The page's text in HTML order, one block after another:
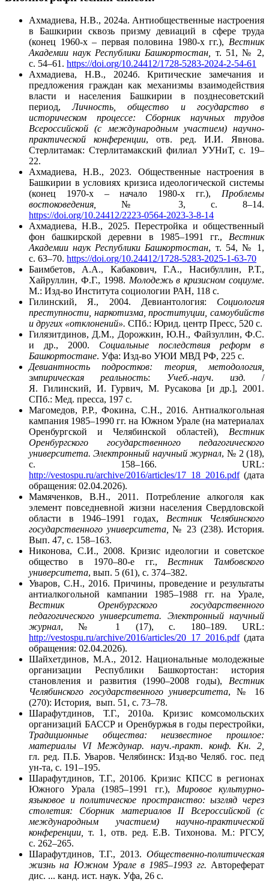
Ахмадиева, Н.В., 2024а. Антиобщественные настроения
в Башкирии сквозь призму девиаций в сфере труда
(конец 1960-х – первая половина 1980-х гг.), Вестник
Академии наук Республики Башкортостан, т. 51, № 2,
с. 54–61. https://doi.org/10.24412/1728-5283-2024-2-54-61
Ахмадиева, Н.В., 2024б. Критические замечания и
предложения граждан как механизмы взаимодействия
власти и населения Башкирии в позднесоветский
период,Личность, общество и государство в
историческом процессе: Сборник научных трудов
Всероссийской (с международным участием) научно-
практической конференции, отв. ред. И.И. Явнова.
Стерлитамак: Стерлитамакский филиал УУНиТ, с. 19–
22.
Ахмадиева, Н.В., 2023. Общественные настроения в
Башкирии в условиях кризиса идеологической системы
(конец 1970-х – начало 1980-х гг.), Проблемы
востоковедения, № 3, с. 8–14.
https://doi.org/10.24412/2223-0564-2023-3-8-14
Ахмадиева, Н.В., 2025. Перестройка и общественный
фон башкирской деревни в 1985–1991 гг., Вестник
Академии наук Республики Башкортостан, т. 54, № 1,
с. 63–70. https://doi.org/10.24412/1728-5283-2025-1-63-70
Баимбетов, А.А., Кабакович, Г.А., Насибуллин, Р.Т.,
Хайруллин, Ф.Г., 1998. Молодежь в кризисном социуме.
М.: Изд-во Института социологии РАН, 118 с.
Гилинский, Я., 2004. Девиантология: Социология
преступности, наркотизма, проституции, самоубийств
и других «отклонений». СПб.: Юрид. центр Пресс, 520 с.
Гилязитдинов, Д.М., Дорожкин, Ю.Н., Файзуллин, Ф.С.
и др., 2000. Социальные последствия реформ в
Башкортостане. Уфа: Изд-во УЮИ МВД РФ, 225 с.
Девиантность подростков: теория, методология,
эмпирическая реальность: Учеб.-науч. изд. /
Я. Гилинский, И. Гурвич, М. Русакова [и др.], 2001.
СПб.: Мед. пресса, 197 с.
Магомедов, Р.Р., Фокина, С.Н., 2016. Антиалкогольная
кампания 1985–1990 гг. на Южном Урале (на материалах
Оренбургской и Челябинской областей), Вестник
Оренбургского государственного педагогического
университета. Электронный научный журнал, № 2 (18),
с. 158–166. URL:
http://vestospu.ru/archive/2016/articles/17_18_2016.pdf(дата
обращения: 02.04.2026).
Мамяченков, В.Н., 2011. Потребление алкоголя как
элемент повседневной жизни населения Свердловской
области в 1946–1991 годах, Вестник Челябинского
государственного университета, № 23 (238). История.
Вып. 47, с. 158–163.
Никонова, С.И., 2008. Кризис идеологии и советское
общество в 1970–80-е гг.,Вестник Тамбовского
университета, вып. 5 (61), с. 374–382.
Уваров, С.Н., 2016. Причины, проведение и результаты
антиалкогольной кампании 1985–1988 гг. на Урале,
Вестник Оренбургского государственного
педагогического университета. Электронный научный
журнал, № 1 (17), с. 180–189. URL:
http://vestospu.ru/archive/2016/articles/20_17_2016.pdf(дата
обращения: 02.04.2026).
Шайхетдинов, М.А., 2012. Национальные молодежные
организации Республики Башкортостан: история
становления и развития (1990–2008 годы), Вестник
Челябинского государственного университета, № 16
(270): История, вып. 51, с. 73–78.
Шарафутдинов, Т.Г., 2010а. Кризис комсомольских
организаций БАССР и Оренбуржья в годы перестройки,
Традиционные общества: неизвестное прошлое:
материалы VI Междунар. науч.-практ. конф. Кн. 2,
гл. ред. П.Б. Уваров. Челябинск: Изд-во Челяб. гос. пед
ун-та, с. 191–195.
Шарафутдинов, Т.Г., 2010б. Кризис КПСС в регионах
Южного Урала (1985–1991 гг.), Мировое культурно-
языковое и политическое пространство:ызгляд через
столетия: Сборник
материалов II Всероссийской (с
международным участием) научно-практической
конференции, т. 1, отв. ред. Е.В. Тихонова. М.: РГСУ,
с. 262–265.
Шарафутдинов, Т.Г., 2013. Общественно-политическая
жизнь на Южном Урале в 1985–1993 гг. Автореферат
дис. ... канд. ист. наук. Уфа, 26 с.